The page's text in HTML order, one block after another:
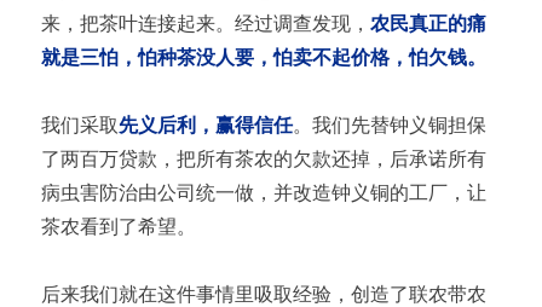
来，把茶叶连接起来。经过调查发现， 农民真正的痛
就是三怕，怕种茶没人要，怕卖不起价格，怕欠钱。
我们采取先义后利，赢得信任。我们先替钟义铜担保
了两百万贷款，把所有茶农的欠款还掉，后承诺所有
病虫害防治由公司统一做，并改造钟义铜的工厂，让
茶农看到了希望。
后来我们就在这件事情里吸取经验，创造了联农带农